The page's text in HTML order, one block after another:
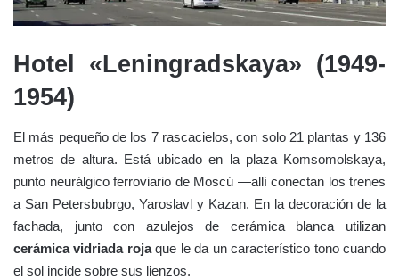
Hotel «Leningradskaya» (1949-
1954)
El más pequeño de los 7 rascacielos, con solo 21 plantas y 136
metros de altura. Está ubicado en la plaza Komsomolskaya,
punto neurálgico ferroviario de Moscú —allí conectan los trenes
a San Petersbubrgo, Yaroslavl y Kazan. En la decoración de la
fachada, junto con azulejos de cerámica blanca utilizan
cerámica vidriada rojaque le da un característico tono cuando
el sol incide sobre sus lienzos.